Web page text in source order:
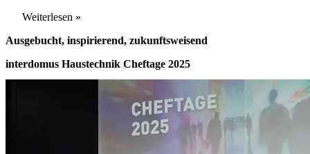
Weiterlesen »
Ausgebucht, inspirierend, zukunftsweisend
interdomus Haustechnik Cheftage 2025